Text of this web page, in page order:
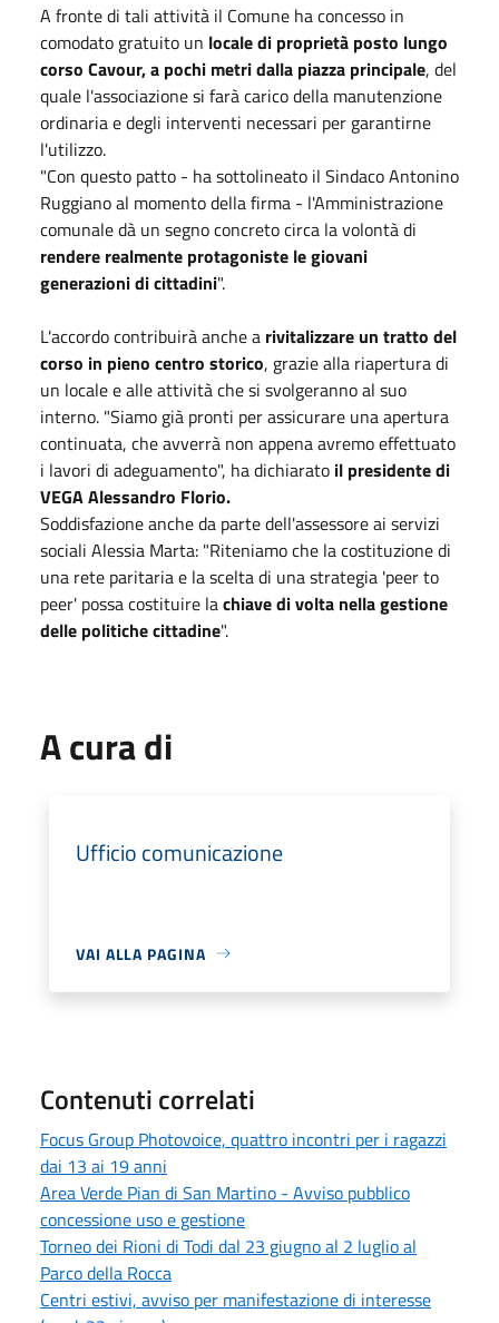
A fronte di tali attività il Comune ha concesso in
comodato gratuito un locale di proprietà posto lungo
corso Cavour, a pochi metri dalla piazza principale, del
quale l'associazione si farà carico della manutenzione
ordinaria e degli interventi necessari per garantirne
l'utilizzo.
"Con questo patto - ha sottolineato il Sindaco Antonino
Ruggiano al momento della firma - l'Amministrazione
comunale dà un segno concreto circa la volontà di
rendere realmente protagoniste le giovani
generazioni di cittadini".
L'accordo contribuirà anche a rivitalizzare un tratto del
corso in pieno centro storico, grazie alla riapertura di
un locale e alle attività che si svolgeranno al suo
interno. "Siamo già pronti per assicurare una apertura
continuata, che avverrà non appena avremo effettuato
i lavori di adeguamento", ha dichiarato il presidente di
VEGA Alessandro Florio.
Soddisfazione anche da parte dell'assessore ai servizi
sociali Alessia Marta: "Riteniamo che la costituzione di
una rete paritaria e la scelta di una strategia 'peer to
peer' possa costituire lachiave di volta nella gestione
delle politiche cittadine".
A cura di
Ufficio comunicazione
VAI ALLA PAGINA
Contenuti correlati
Focus Group Photovoice, quattro incontri per i ragazzi
dai 13 ai 19 anni
Area Verde Pian di San Martino - Avviso pubblico
concessione uso e gestione
Torneo dei Rioni di Todi dal 23 giugno al 2 luglio al
Parco della Rocca
Centri estivi, avviso per manifestazione di interesse